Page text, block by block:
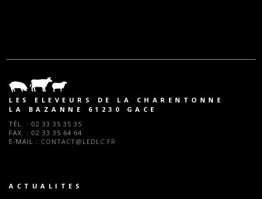
LES ELEVEURS DE LA CHARENTONNE
LA BAZANNE 61230 GACE
TÉL. : 02 33 35 35 35
FAX. : 02 33 35 64 64
E-MAIL : CONTACT@LEDLC.FR
ACTUALITES